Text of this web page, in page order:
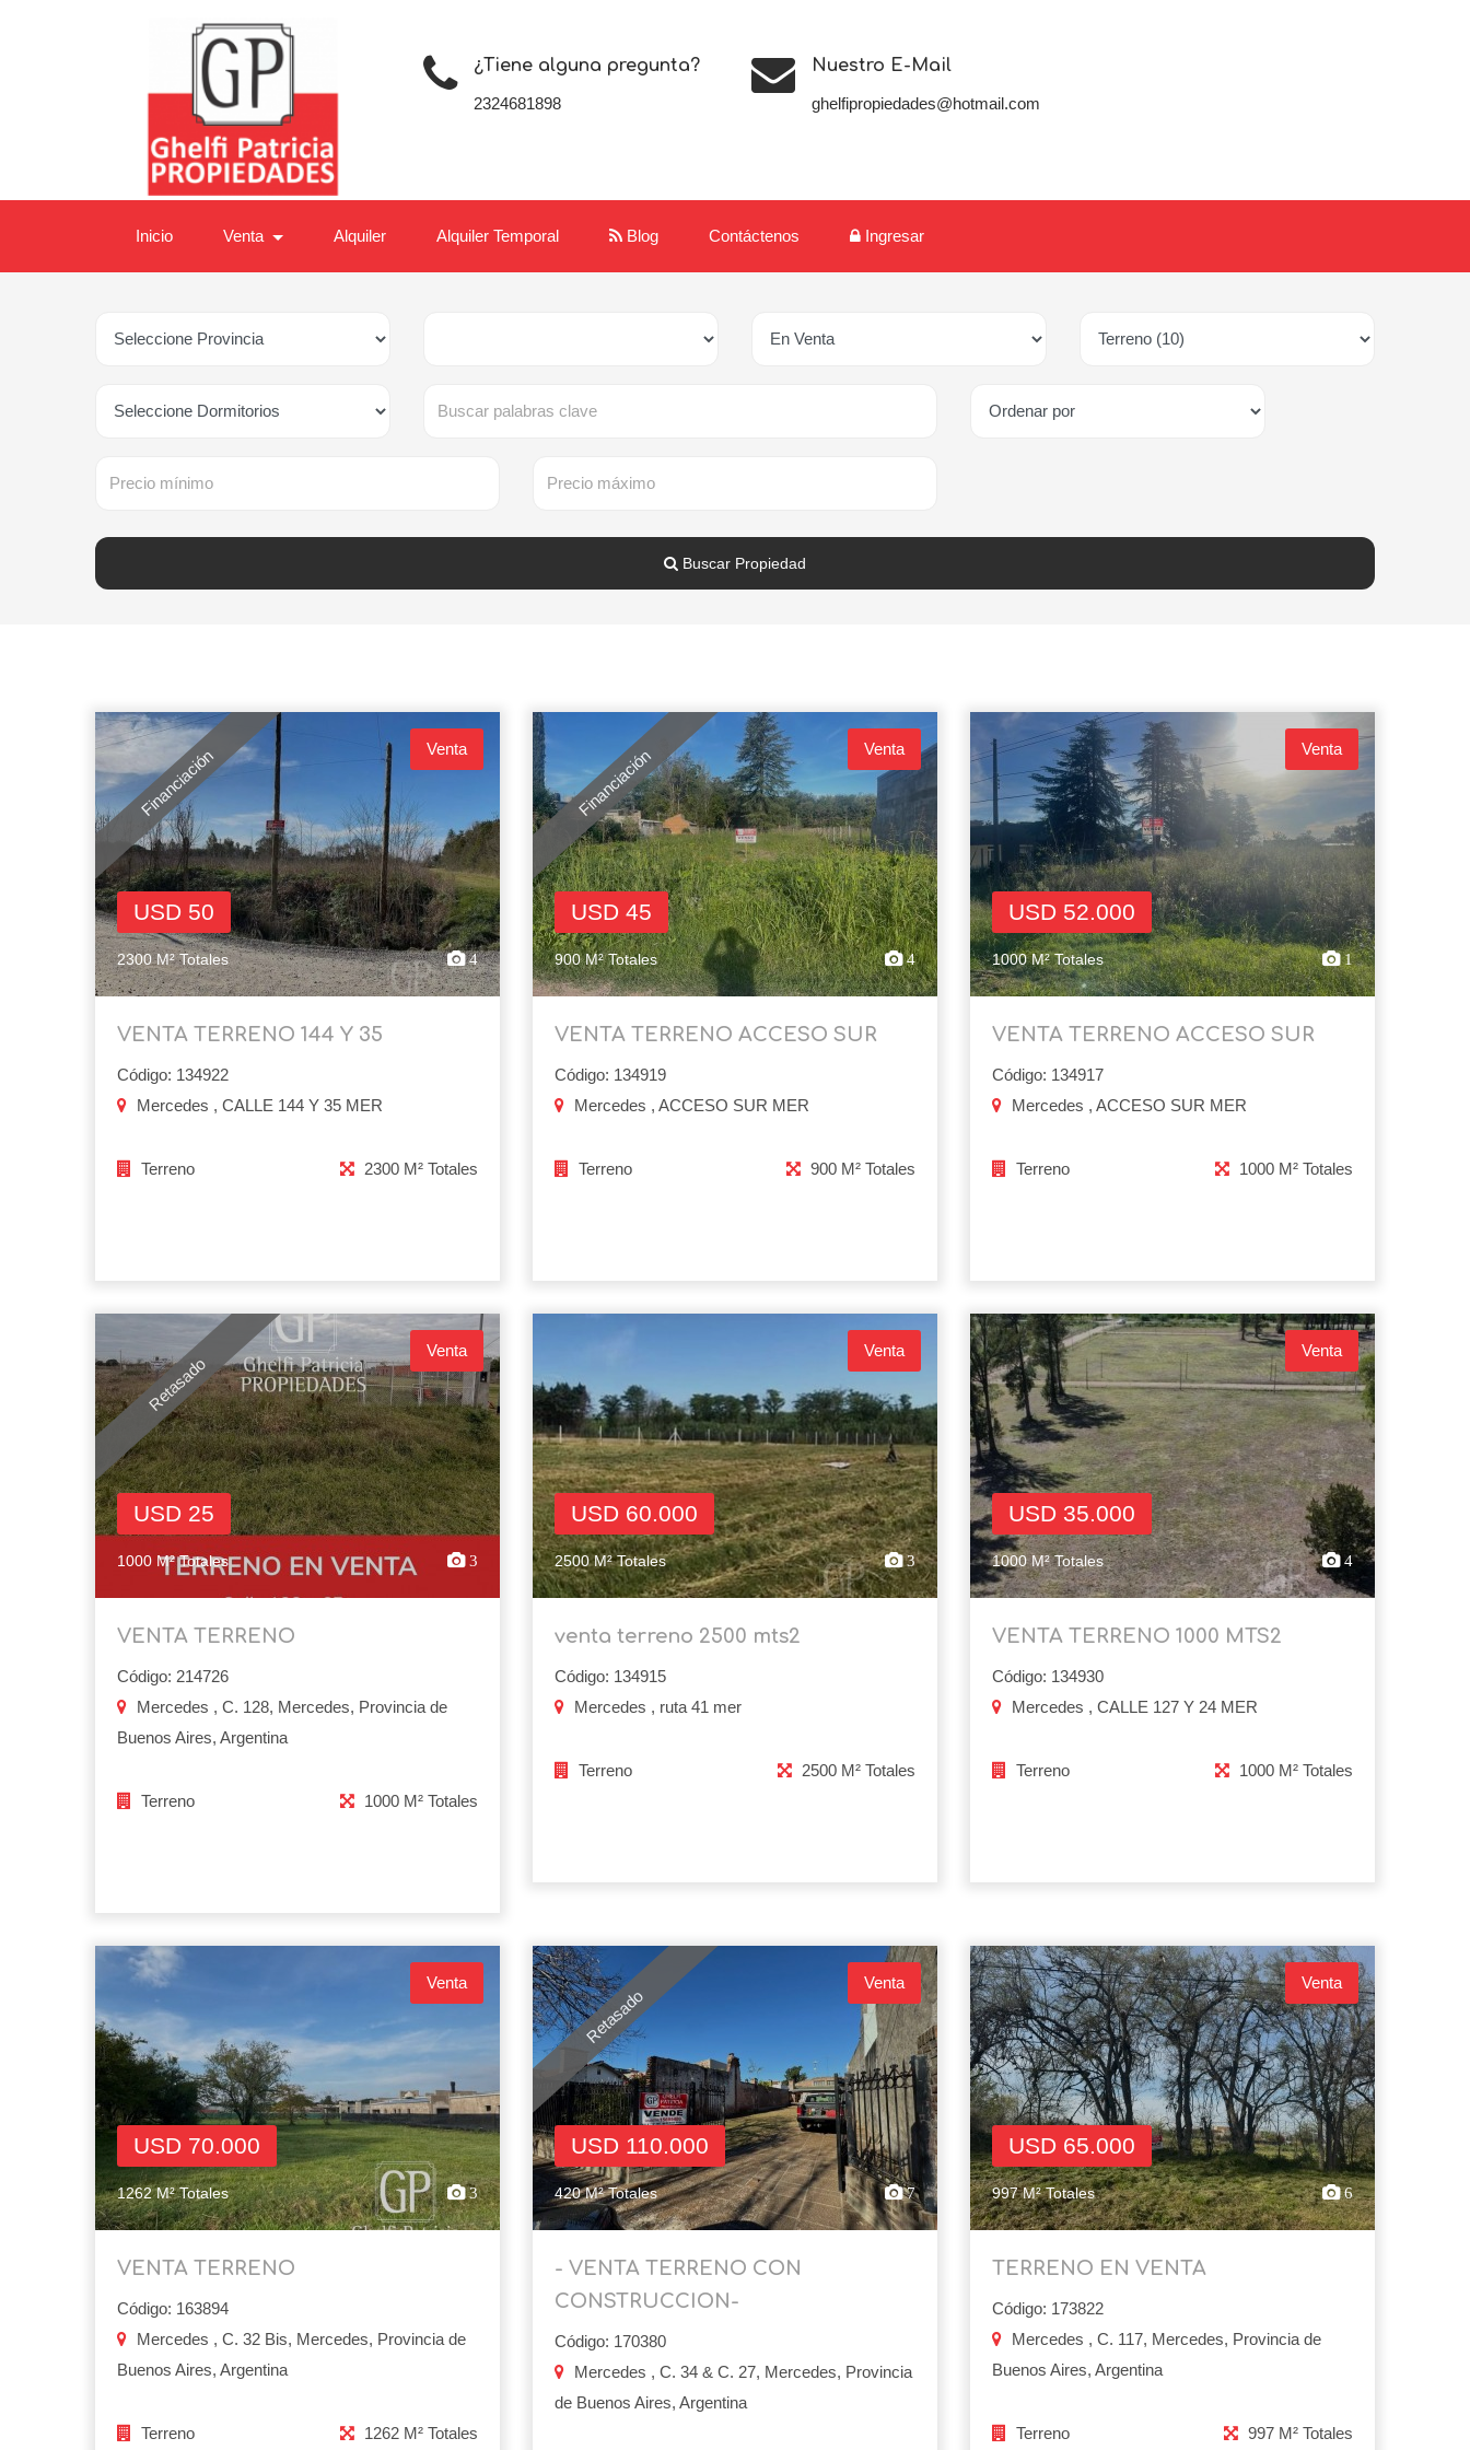
¿Tiene alguna pregunta?
2324681898
Nuestro E-Mail
ghelfipropiedades@hotmail.com
Inicio Venta Alquiler Alquiler Temporal Blog Contáctenos Ingresar
Buscar Propiedad
Financiación Venta
USD 50
2300 M² Totales 4
VENTA TERRENO 144 Y 35
Código: 134922
Mercedes , CALLE 144 Y 35 MER
Terreno 2300 M² Totales
Financiación Venta
USD 45
900 M² Totales 4
VENTA TERRENO ACCESO SUR
Código: 134919
Mercedes , ACCESO SUR MER
Terreno 900 M² Totales
Venta
USD 52.000
1000 M² Totales 1
VENTA TERRENO ACCESO SUR
Código: 134917
Mercedes , ACCESO SUR MER
Terreno 1000 M² Totales
Retasado
Venta
USD 25
1000 M² Totales 3
VENTA TERRENO
Código: 214726
Mercedes , C. 128, Mercedes, Provincia de
Buenos Aires, Argentina
Terreno 1000 M² Totales
Venta
USD 60.000
2500 M² Totales 3
venta terreno 2500 mts2
Código: 134915
Mercedes , ruta 41 mer
Terreno 2500 M² Totales
Venta
USD 35.000
1000 M² Totales 4
VENTA TERRENO 1000 MTS2
Código: 134930
Mercedes , CALLE 127 Y 24 MER
Terreno 1000 M² Totales
Venta
USD 70.000
1262 M² Totales 3
VENTA TERRENO
Código: 163894
Mercedes , C. 32 Bis, Mercedes, Provincia de
Buenos Aires, Argentina
Terreno 1262 M² Totales
Retasado
Venta
USD 110.000
420 M² Totales 7
- VENTA TERRENO CON
CONSTRUCCION-
Código: 170380
Mercedes , C. 34 & C. 27, Mercedes, Provincia
de Buenos Aires, Argentina
Venta
USD 65.000
997 M² Totales 6
TERRENO EN VENTA
Código: 173822
Mercedes , C. 117, Mercedes, Provincia de
Buenos Aires, Argentina
Terreno 997 M² Totales